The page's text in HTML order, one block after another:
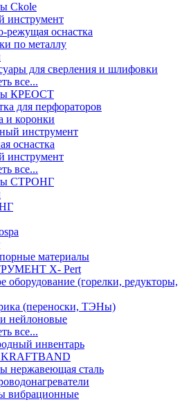
Ckole
инструмент
оснастка
по металлу
для сверления и шлифовки
все...
КРЕОСТ
для перфораторов
и коронки
инструмент
оснастка
инструмент
все...
СТРОНГ
материалы
X- Pert
оборудование (горелки, редукторы,
(переноски, ТЭНы)
нейлоновые
все...
инвентарь
KRAFTBAND
нержавеющая сталь
вибрационные